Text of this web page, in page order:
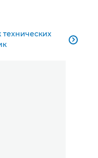
